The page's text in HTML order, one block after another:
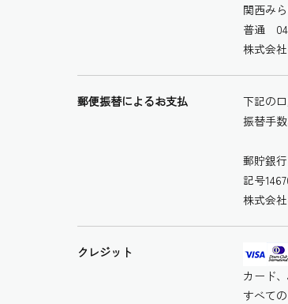
関西み
普通
株式会
郵便振替によるお支払
下記の
振替手
郵貯銀行
記号
株式会
クレジット
カード
すべて